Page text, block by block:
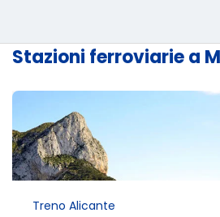
Stazioni ferroviarie a
Treno Alicante